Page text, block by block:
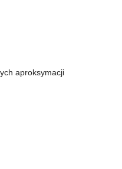
aproksymacji